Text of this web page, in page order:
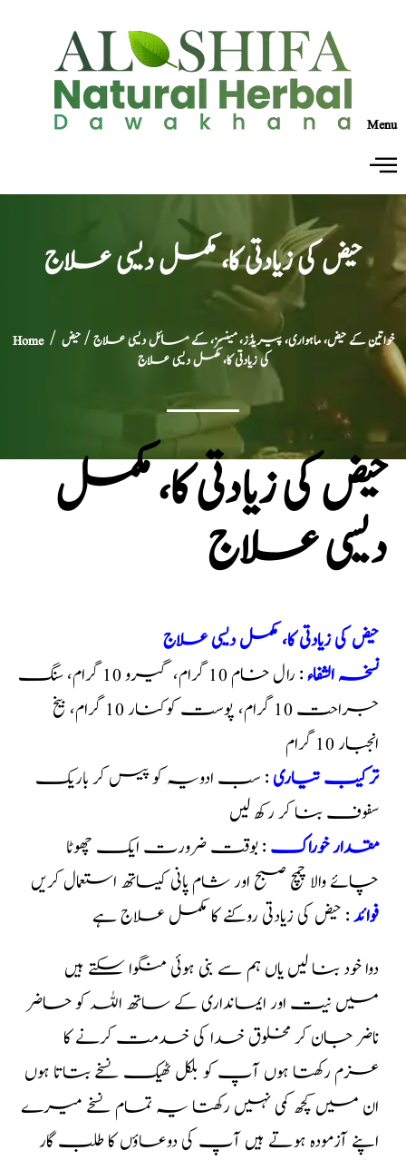
Menu
حیض کی زیادتی کا، مکمل دیسی علاج
Home/ خواتین کے حیض، ماہواری، پیریڈز، مینسز، کے مسائل دیسی علاج/ حیض
کی زیادتی کا، مکمل دیسی علاج
حیض کی زیادتی کا، مکمل
دیسی علاج
حیض کی زیادتی کا، مکمل دیسی علاج
نسخہ الشفاء
: رال خام 10 گرام، گیرو 10 گرام، سنگ
جراحت 10 گرام، پوست کوکنار 10 گرام، بیخ
انجبار 10 گرام
ترکیب تیاری: سب ادویہ کو پیس کر باریک
سفوف بنا کر رکھ لیں
مقدار خوراک: بوقت ضرورت ایک چھوٹا
چائے والا چمچ صبح اور شام پانی کیساتھ استعمال کریں
فوائد: حیض کی زیادتی روکنے کا مکمل علاج ہے
دوا خود بنا لیں یاں ہم سے بنی ہوئی منگوا سکتے ہیں
میں نیت اور ایمانداری کے ساتھ اللہ کو حاضر
ناضر جان کر مخلوق خدا کی خدمت کرنے کا
عزم رکھتا ہوں آپ کو بلکل ٹھیک نسخے بتاتا ہوں
ان میں کچھ کمی نہیں رکھتا یہ تمام نسخے میرے
اپنے آزمودہ ہوتے ہیں آپ کی دوعاؤں کا طلب گار